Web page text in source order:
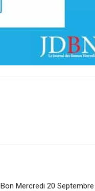
Bon Mercredi 20